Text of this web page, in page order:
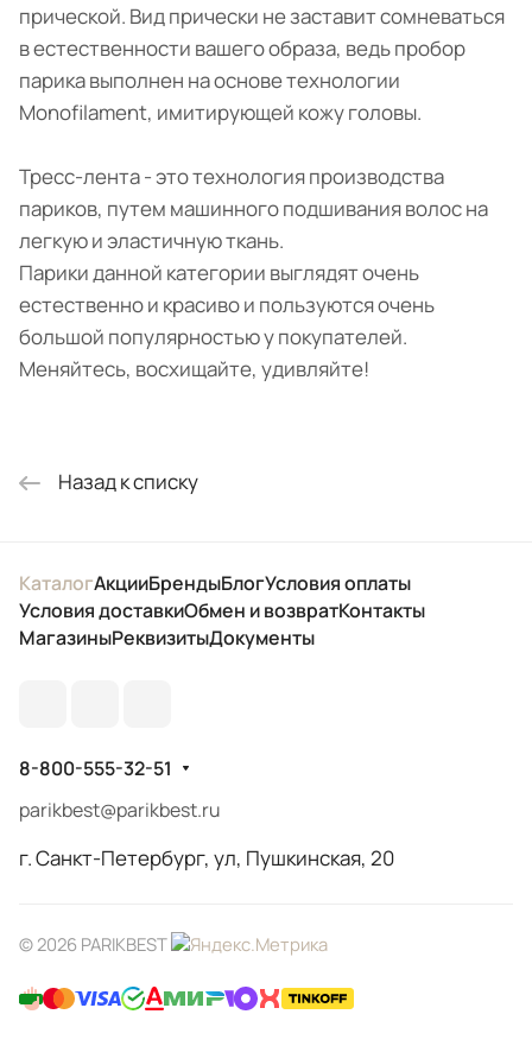
прической. Вид прически не заставит сомневаться
в естественности вашего образа, ведь пробор
парика выполнен на основе технологии
Monofilament, имитирующей кожу головы.
Тресс-лента - это технология производства
париков, путем машинного подшивания волос на
легкую и эластичную ткань.
Парики данной категории выглядят очень
естественно и красиво и пользуются очень
большой популярностью у покупателей.
Меняйтесь, восхищайте, удивляйте!
Назад к списку
КаталогАкцииБрендыБлогУсловия оплаты
Условия доставкиОбмен и возвратКонтакты
МагазиныРеквизитыДокументы
8-800-555-32-51
parikbest@parikbest.ru
г. Санкт-Петербург, ул, Пушкинская, 20
© 2026 PARIKBEST